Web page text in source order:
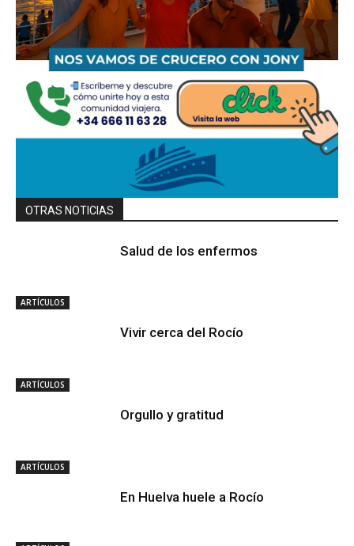
OTRAS NOTICIAS
ARTÍCULOS
Salud de los enfermos
ARTÍCULOS
Vivir cerca del Rocío
ARTÍCULOS
Orgullo y gratitud
En Huelva huele a Rocío